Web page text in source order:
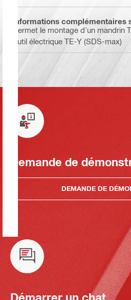
Informations complémentaires
Permet le montage d'un mandrin
outil électrique TE-Y (SDS-max)
Demande de
DEMANDE DE